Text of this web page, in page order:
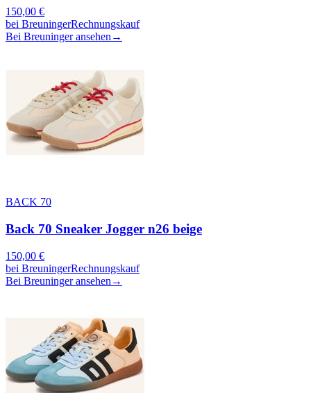
150,00 €
bei BreuningerRechnungskauf
Bei Breuninger ansehen→
BACK 70
Back 70 Sneaker Jogger n26 beige
150,00 €
bei BreuningerRechnungskauf
Bei Breuninger ansehen →